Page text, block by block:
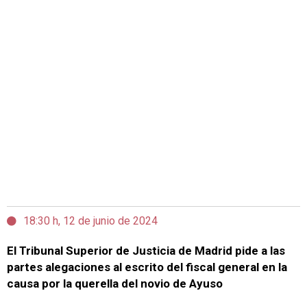
18:30 h, 12 de junio de 2024
El Tribunal Superior de Justicia de Madrid pide a las
partes alegaciones al escrito del fiscal general en la
causa por la querella del novio de Ayuso